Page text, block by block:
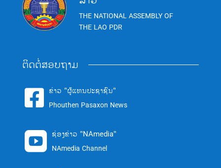
THE NATIONAL ASSEMBLY OF
THE LAO PDR
ຕິດຕໍ່ສອບຖາມ
 ຂ່າວ "ຜູ້ແທນປະຊາຊົນ"
Phouthen Pasaxon News
 ຊ່ອງຂ່າວ "NAmedia"
NAmedia Channel